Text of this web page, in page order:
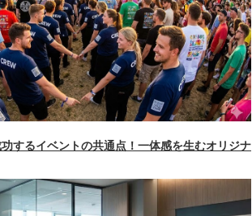
功するイベントの共通点！一体感を生むオリジ